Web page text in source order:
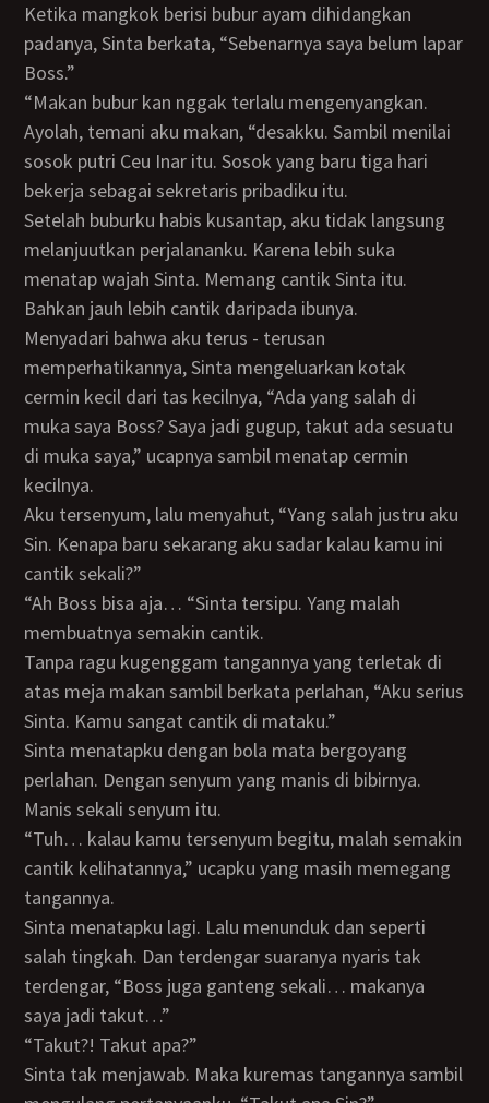
Ketika mangkok berisi bubur ayam dihidangkan
padanya, Sinta berkata, “Sebenarnya saya belum lapar
Boss.”
“Makan bubur kan nggak terlalu mengenyangkan.
Ayolah, temani aku makan, “desakku. Sambil menilai
sosok putri Ceu Inar itu. Sosok yang baru tiga hari
bekerja sebagai sekretaris pribadiku itu.
Setelah buburku habis kusantap, aku tidak langsung
melanjuutkan perjalananku. Karena lebih suka
menatap wajah Sinta. Memang cantik Sinta itu.
Bahkan jauh lebih cantik daripada ibunya.
Menyadari bahwa aku terus - terusan
memperhatikannya, Sinta mengeluarkan kotak
cermin kecil dari tas kecilnya, “Ada yang salah di
muka saya Boss? Saya jadi gugup, takut ada sesuatu
di muka saya,” ucapnya sambil menatap cermin
kecilnya.
Aku tersenyum, lalu menyahut, “Yang salah justru aku
Sin. Kenapa baru sekarang aku sadar kalau kamu ini
cantik sekali?”
“Ah Boss bisa aja… “Sinta tersipu. Yang malah
membuatnya semakin cantik.
Tanpa ragu kugenggam tangannya yang terletak di
atas meja makan sambil berkata perlahan, “Aku serius
Sinta. Kamu sangat cantik di mataku.”
Sinta menatapku dengan bola mata bergoyang
perlahan. Dengan senyum yang manis di bibirnya.
Manis sekali senyum itu.
“Tuh… kalau kamu tersenyum begitu, malah semakin
cantik kelihatannya,” ucapku yang masih memegang
tangannya.
Sinta menatapku lagi. Lalu menunduk dan seperti
salah tingkah. Dan terdengar suaranya nyaris tak
terdengar, “Boss juga ganteng sekali… makanya
saya jadi takut…”
“Takut?! Takut apa?”
Sinta tak menjawab. Maka kuremas tangannya sambil